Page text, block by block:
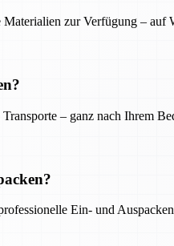
zur Verfügung – auf
– ganz nach Ihrem
Ein- und